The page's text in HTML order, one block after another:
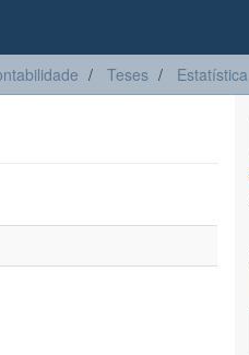
Teses Estatística